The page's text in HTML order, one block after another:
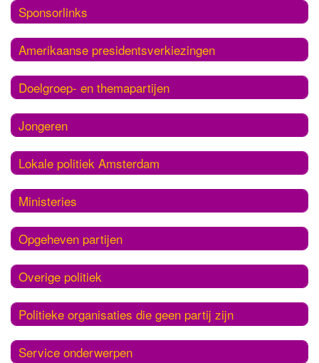
Sponsorlinks
Amerikaanse presidentsverkiezingen
Doelgroep- en themapartijen
Jongeren
Lokale politiek Amsterdam
Ministeries
Opgeheven partijen
Overige politiek
Politieke organisaties die geen partij zijn
Service onderwerpen